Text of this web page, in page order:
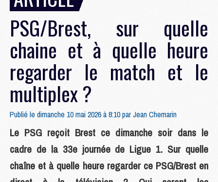
PSG/Brest, sur quelle
chaine et à quelle heure
regarder le match et le
multiplex ?
Publié le dimanche 10 mai 2026 à 8:10 parJean Chemarin
Le PSG reçoit Brest ce dimanche soir dans le
cadre de la 33e journée de Ligue 1. Sur quelle
chaîne et à quelle heure regarder ce PSG/Brest en